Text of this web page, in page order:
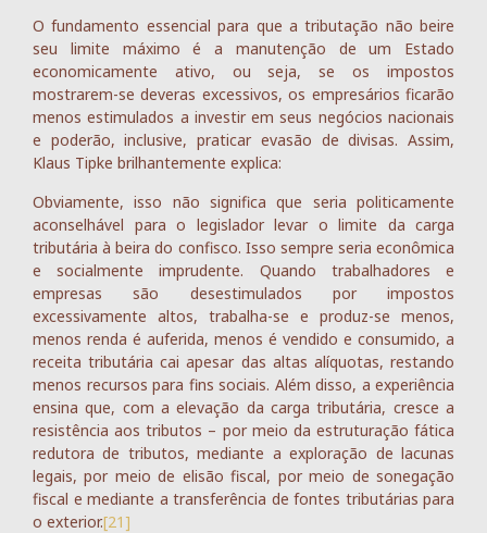
O fundamento essencial para que a tributação não beire
seu limite máximo é a manutenção de um Estado
economicamente ativo, ou seja, se os impostos
mostrarem-se deveras excessivos, os empresários ficarão
menos estimulados a investir em seus negócios nacionais
e poderão, inclusive, praticar evasão de divisas. Assim,
Klaus Tipke brilhantemente explica:
Obviamente, isso não significa que seria politicamente
aconselhável para o legislador levar o limite da carga
tributária à beira do confisco. Isso sempre seria econômica
e socialmente imprudente. Quando trabalhadores e
empresas são desestimulados por impostos
excessivamente altos, trabalha-se e produz-se menos,
menos renda é auferida, menos é vendido e consumido, a
receita tributária cai apesar das altas alíquotas, restando
menos recursos para fins sociais. Além disso, a experiência
ensina que, com a elevação da carga tributária, cresce a
resistência aos tributos – por meio da estruturação fática
redutora de tributos, mediante a exploração de lacunas
legais, por meio de elisão fiscal, por meio de sonegação
fiscal e mediante a transferência de fontes tributárias para
o exterior.[21]